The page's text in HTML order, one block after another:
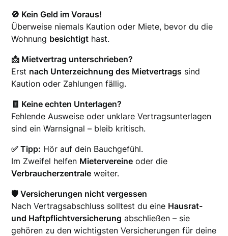
🚫 Kein Geld im Voraus!
Überweise niemals Kaution oder Miete, bevor du die
Wohnung besichtigt hast.
📩 Mietvertrag unterschrieben?
Erst nach Unterzeichnung des Mietvertrags sind
Kaution oder Zahlungen fällig.
🧾 Keine echten Unterlagen?
Fehlende Ausweise oder unklare Vertragsunterlagen
sind ein Warnsignal – bleib kritisch.
✅ Tipp: Hör auf dein Bauchgefühl.
Im Zweifel helfen Mietervereine oder die
Verbraucherzentrale weiter.
🛡️ Versicherungen nicht vergessen
Nach Vertragsabschluss solltest du eine Hausrat-
und Haftpflichtversicherung abschließen – sie
gehören zu den wichtigsten Versicherungen für deine